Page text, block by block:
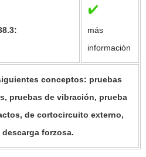
más
información
conceptos: pruebas
pruebas de vibración, prueba
de cortocircuito externo,
forzosa.